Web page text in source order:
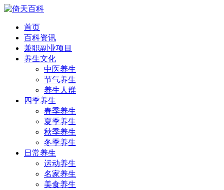
首页
百科资讯
兼职副业项目
养生文化
中医养生
节气养生
养生人群
四季养生
春季养生
夏季养生
秋季养生
冬季养生
日常养生
运动养生
名家养生
美食养生